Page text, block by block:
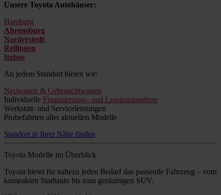
Unsere Toyota Autohäuser:
Hamburg
Ahrensburg
Norderstedt
Rellingen
Itzhoe
An jedem Standort bieten wir:
Neuwagen & Gebrauchtwagen
Individuelle Finanzierungs- und Leasingangebote
Werkstatt- und Serviceleistungen
Probefahrten aller aktuellen Modelle
Standort in Ihrer Nähe finden
Toyota Modelle im Überblick
Toyota bietet für nahezu jeden Bedarf das passende Fahrzeug – vom
kompakten Stadtauto bis zum geräumigen SUV.